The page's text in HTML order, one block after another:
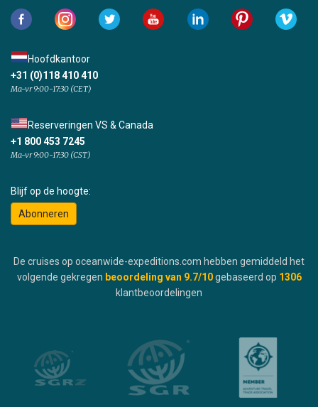
Hoofdkantoor
+31 (0)118 410 410
Ma-vr 9:00-17:30 (CET)
Reserveringen VS & Canada
+1 800 453 7245
Ma-vr 9:00-17:30 (CST)
Blijf op de hoogte:
Abonneren
De cruises op oceanwide-expeditions.com hebben gemiddeld het
volgende gekregen beoordeling van 9.7/10 gebaseerd op 1306
klantbeoordelingen